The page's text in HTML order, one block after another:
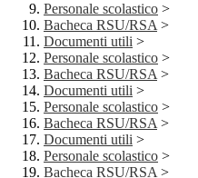
Personale scolastico >
Bacheca RSU/RSA >
Documenti utili >
Personale scolastico >
Bacheca RSU/RSA >
Documenti utili >
Personale scolastico >
Bacheca RSU/RSA >
Documenti utili >
Personale scolastico >
Bacheca RSU/RSA >